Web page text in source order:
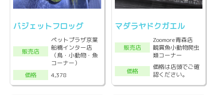
バジェットフロッグ
販売店
ペットプラザ京葉
船橋インター店
（鳥・小動物・魚
コーナー）
価格
4,378
マダラヤドクガエル
販売店
Zoomore青森店
観賞魚小動物爬虫
類コーナー
価格
価格は店頭でご確
認ください。